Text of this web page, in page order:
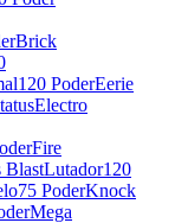
Brick
120 PoderEerie
Electro
Fire
BlastLutador120
75 PoderKnock
Mega